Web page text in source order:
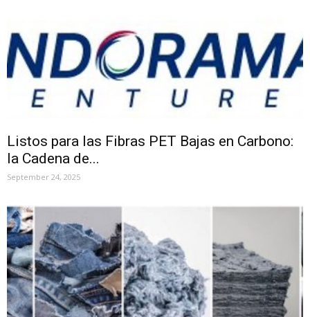
Listos para las Fibras PET Bajas en Carbono:
la Cadena de...
September 24, 2025